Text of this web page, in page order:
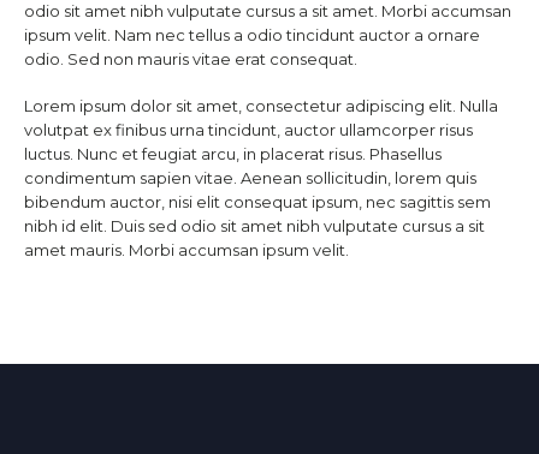
odio sit amet nibh vulputate cursus a sit amet. Morbi accumsan
ipsum velit. Nam nec tellus a odio tincidunt auctor a ornare
odio. Sed non mauris vitae erat consequat.
Lorem ipsum dolor sit amet, consectetur adipiscing elit. Nulla
volutpat ex finibus urna tincidunt, auctor ullamcorper risus
luctus. Nunc et feugiat arcu, in placerat risus. Phasellus
condimentum sapien vitae. Aenean sollicitudin, lorem quis
bibendum auctor, nisi elit consequat ipsum, nec sagittis sem
nibh id elit. Duis sed odio sit amet nibh vulputate cursus a sit
amet mauris. Morbi accumsan ipsum velit.